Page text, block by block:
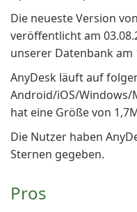
Die neueste Version
veröffentlicht am
unserer Datenbank am
AnyDesk läuft auf
Android/iOS/Windows/
hat eine Größe von
Die Nutzer haben
Sternen gegeben.
Pros